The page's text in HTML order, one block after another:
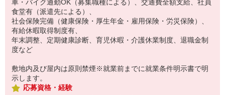
車・バイク通勤OK（募集職種による）、交通費全額支給、社員
食堂有（派遣先による）、
社会保険完備（健康保険・厚生年金・雇用保険・労災保険）、
有給休暇取得制度有、
年末調整、定期健康診断、育児休暇・介護休業制度、退職金制
度など
敷地内及び屋内は原則禁煙※就業前までに就業条件明示書で明
示します。
応募資格・経験